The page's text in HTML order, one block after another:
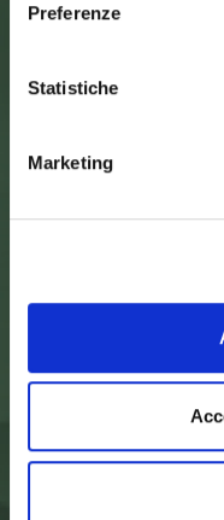
Preferenze
Statistiche
Marketing
SEDE
52015 Pratovecchio -
0575 50301
Via P. Nefetti, 3